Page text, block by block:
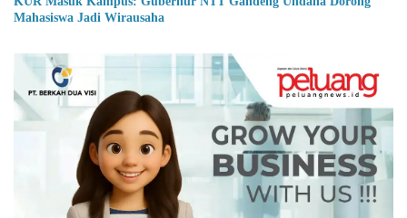
Mahasiswa Jadi Wirausaha